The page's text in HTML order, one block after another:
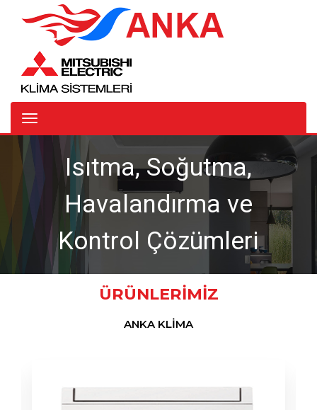
Isıtma, Soğutma,
Havalandırma ve
Kontrol Çözümleri
ÜRÜNLERİMİZ
ANKA KLİMA